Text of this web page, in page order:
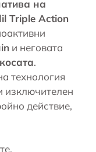
на
Triple Action
и неговата
.
технология
изключителен
действие,